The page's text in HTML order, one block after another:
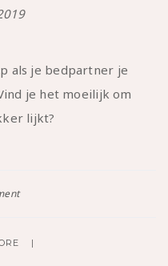
als je bedpartner je
je het moeilijk om
lijkt?